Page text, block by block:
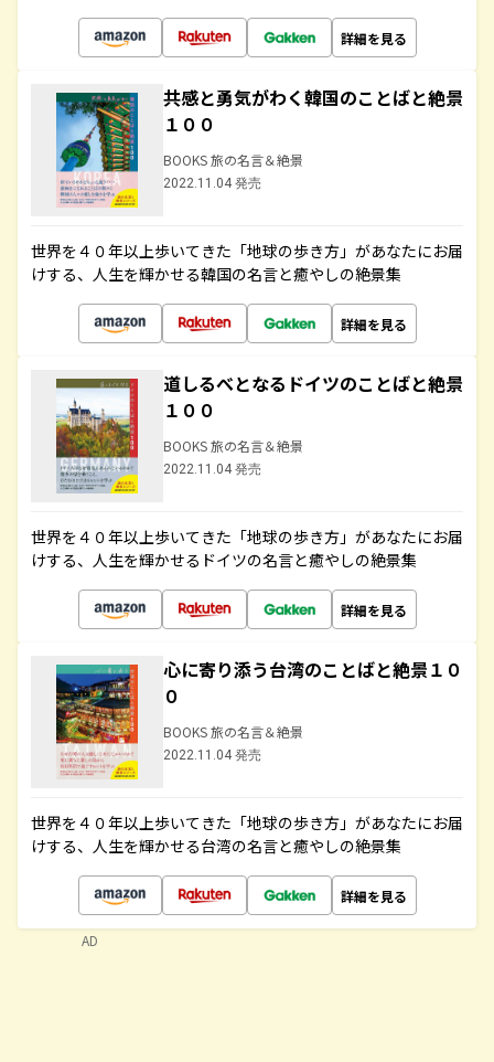
詳細を見る
共感と勇気がわく韓国のことばと絶景
１００
BOOKS 旅の名言＆絶景
2022.11.04 発売
世界を４０年以上歩いてきた「地球の歩き方」があなたにお届
けする、人生を輝かせる韓国の名言と癒やしの絶景集
詳細を見る
道しるべとなるドイツのことばと絶景
１００
BOOKS 旅の名言＆絶景
2022.11.04 発売
世界を４０年以上歩いてきた「地球の歩き方」があなたにお届
けする、人生を輝かせるドイツの名言と癒やしの絶景集
詳細を見る
心に寄り添う台湾のことばと絶景１０
０
BOOKS 旅の名言＆絶景
2022.11.04 発売
世界を４０年以上歩いてきた「地球の歩き方」があなたにお届
けする、人生を輝かせる台湾の名言と癒やしの絶景集
詳細を見る
AD